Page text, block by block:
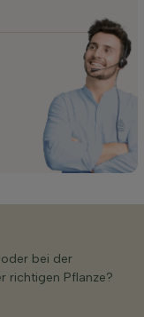
bei der
richtigen Pflanze?